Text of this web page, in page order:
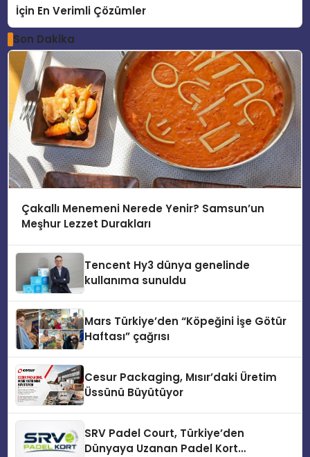
İçin En Verimli Çözümler
Son Dakika
Çakallı Menemeni Nerede Yenir? Samsun’un
Meşhur Lezzet Durakları
Tencent Hy3 dünya genelinde
kullanıma sunuldu
Mars Türkiye’den “Köpeğini İşe Götür
Haftası” çağrısı
Cesur Packaging, Mısır’daki Üretim
Üssünü Büyütüyor
SRV Padel Court, Türkiye’den
Dünyaya Uzanan Padel Kort